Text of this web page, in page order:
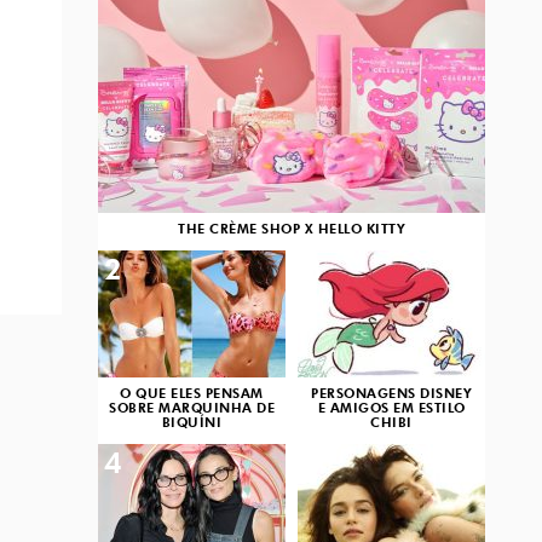
THE CRÈME SHOP X HELLO KITTY
O QUE ELES PENSAM
SOBRE MARQUINHA DE
BIQUÍNI
2
PERSONAGENS DISNEY
E AMIGOS EM ESTILO
CHIBI
3
4